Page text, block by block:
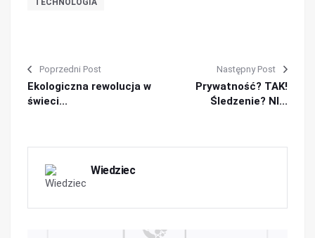
TECHNOLOGIA
Poprzedni Post
Ekologiczna rewolucja w
świeci...
Następny Post
Prywatność? TAK!
Śledzenie? NI...
Wiedziec